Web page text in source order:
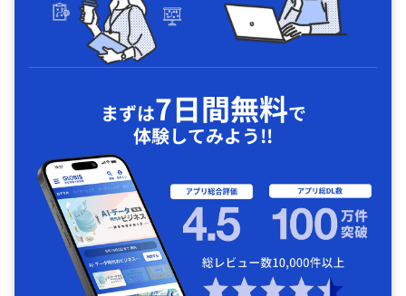
まずは7日間無料で
体験してみよう!!